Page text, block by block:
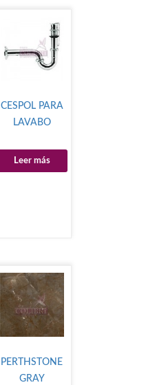
CESPOL PARA
LAVABO
Leer más
PERTHSTONE
GRAY